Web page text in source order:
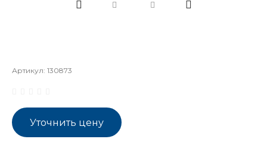
Артикул: 130873
Уточнить цену